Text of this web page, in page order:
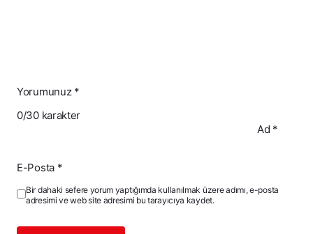
Yorumunuz*
0/30 karakter
Ad *
E-Posta*
Bir dahaki sefere yorum yaptığımda kullanılmak üzere adımı, e-posta
adresimi ve web site adresimi bu tarayıcıya kaydet.